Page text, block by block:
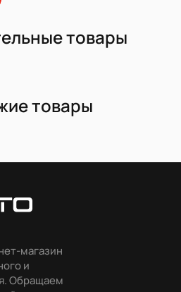
товары
товары
магазин
и
Обращаем